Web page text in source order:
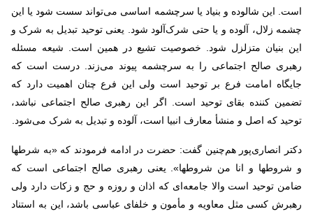
است. این شالوده و بنیاد یا سرچشمه اساسی می‌تواند سست شود یا این
چشمه زلال، آلوده و یا حتی شرک‌آلود شود. یعنی توحید تبدیل به شرک و
این بنیان متزلزل شود. خصوصیت تشیع در همین است. شیعه مسئله
رهبری صالح اجتماعی را به سرچشمه پیوند می‌زند. درست است که
جایگاه امامت فرع بر توحید است ولی این فرع چنان اهمیت دارد که
تضمین کننده بقای توحید است. اگر این رهبری صالح اجتماعی نباشد،
توحید که اصل و منشأ معارف انبیا است، آلوده و تبدیل به شرک می‌شود.
دکتر انصاری‌پور هم‌چنین گفت: حضرت در ادامه فرمودند که «به شرطها
و شروطها و انا من شروطها». یعنی رهبری صالح اجتماعی است که
ضامن توحید است والا جامعه‌ای که اذان و روزه و حج و زکات دارد ولی
رهبرش کسی مثل معاویه و مأمون و خلفای عباسی باشد، این به استناد